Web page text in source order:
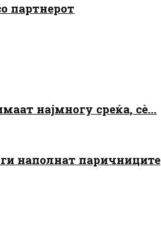
партнерот
најмногу среќа, сè...
наполнат паричниците